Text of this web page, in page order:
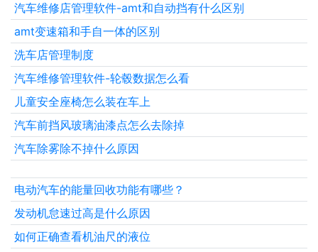
汽车维修店管理软件-amt和自动挡有什么区别
amt变速箱和手自一体的区别
洗车店管理制度
汽车维修管理软件-轮毂数据怎么看
儿童安全座椅怎么装在车上
汽车前挡风玻璃油漆点怎么去除掉
汽车除雾除不掉什么原因
电动汽车的能量回收功能有哪些？
发动机怠速过高是什么原因
如何正确查看机油尺的液位